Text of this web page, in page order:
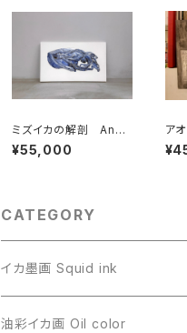
ミズイカの解剖 Anat
omy of the Mizuika
¥55,000
ア
CATEGORY
イカ墨画 Squid ink
油彩イカ画 Oil color